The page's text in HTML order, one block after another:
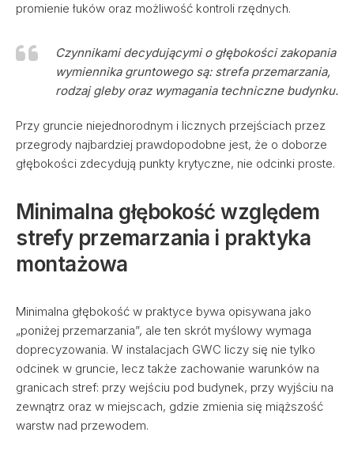
promienie łuków oraz możliwość kontroli rzędnych.
Czynnikami decydującymi o głębokości zakopania
wymiennika gruntowego są: strefa przemarzania,
rodzaj gleby oraz wymagania techniczne budynku.
Przy gruncie niejednorodnym i licznych przejściach przez
przegrody najbardziej prawdopodobne jest, że o doborze
głębokości zdecydują punkty krytyczne, nie odcinki proste.
Minimalna głębokość względem
strefy przemarzania i praktyka
montażowa
Minimalna głębokość w praktyce bywa opisywana jako
„poniżej przemarzania”, ale ten skrót myślowy wymaga
doprecyzowania. W instalacjach GWC liczy się nie tylko
odcinek w gruncie, lecz także zachowanie warunków na
granicach stref: przy wejściu pod budynek, przy wyjściu na
zewnątrz oraz w miejscach, gdzie zmienia się miąższość
warstw nad przewodem.